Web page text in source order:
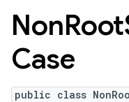
NonRoot
Case
public class